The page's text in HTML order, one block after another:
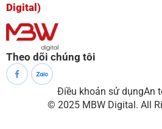
Digital)
Theo dõi chúng tôi
© 2025 MBW Digital. All
Điều khoản sử dụngAn